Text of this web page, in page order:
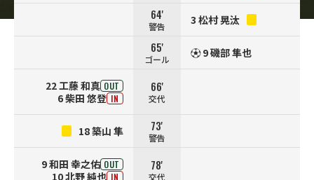
64'
警告 3 松村 晃汰
65'
ゴール ⚽️ 9 磯部 隼也
22 工藤 和真 OUT
6 柴田 悠登 IN
66'
交代
18 築山 隼 73'
警告
9 和田 幸之佑 OUT
10 北野 純也 IN
78'
交代